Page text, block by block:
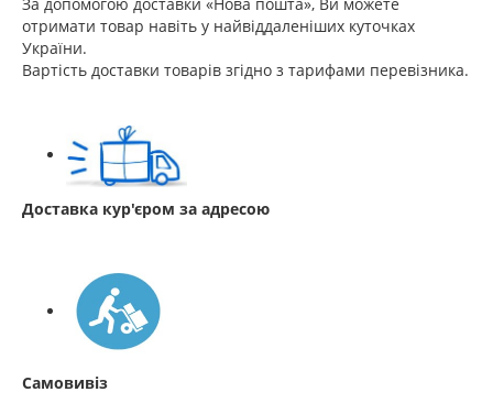
отримати товар навіть у найвіддаленіших куточках
України.
Вартість доставки товарів згідно з тарифами перевізника.
Доставка кур'єром за адресою
Самовивіз